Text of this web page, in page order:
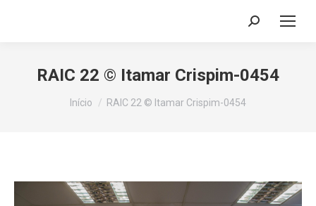
Search:
RAIC 22 © Itamar Crispim-0454
Você está aqui:
Início RAIC 22 © Itamar Crispim-0454